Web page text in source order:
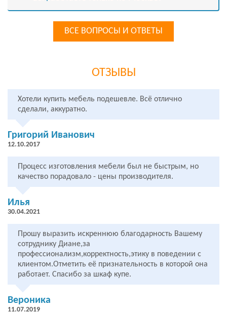
ВСЕ ВОПРОСЫ И ОТВЕТЫ
ОТЗЫВЫ
Хотели купить мебель подешевле. Всё отлично
сделали, аккуратно.
Григорий Иванович
12.10.2017
Процесс изготовления мебели был не быстрым, но
качество порадовало - цены производителя.
Илья
30.04.2021
Прошу выразить искреннюю благодарность Вашему
сотруднику Диане,за
профессионализм,корректность,этику в поведении с
клиентом.Отметить её признательность в которой она
работает. Спасибо за шкаф купе.
Вероника
11.07.2019